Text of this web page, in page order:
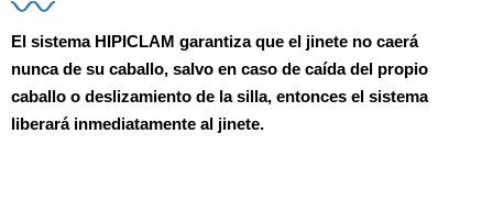
El sistema HIPICLAM garantiza que el jinete no caerá
nunca de su caballo, salvo en caso de caída del propio
caballo o deslizamiento de la silla, entonces el sistema
liberará inmediatamente al jinete.